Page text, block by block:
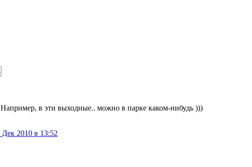
в эти выходные.. можно в парке каком-нибудь )))
Дек 2010 в 13:52